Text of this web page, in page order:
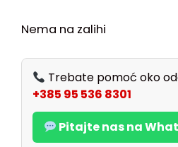
Nema na zalihi
Trebate pomoć oko
+385 95 536 8301
Pitajte nas na